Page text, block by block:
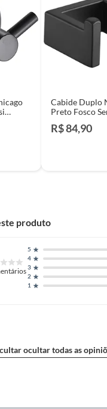
Cabide Duplo
Preto Fosco
R$ 84,90
produto
1
2
3
4
5
ocultar todas as